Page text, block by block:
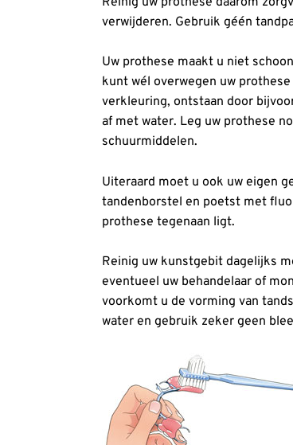
verwijderen. Gebruik géén
Uw prothese maakt u niet
kunt wél overwegen uw
verkleuring, ontstaan door
af met water. Leg uw prothese
schuurmiddelen.
Uiteraard moet u ook uw eigen
tandenborstel en poetst met
prothese tegenaan ligt.
Reinig uw kunstgebit dagelijks
eventueel uw behandelaar of
voorkomt u de vorming van
water en gebruik zeker geen